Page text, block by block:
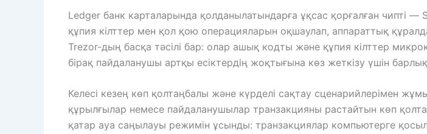
Ledger банк карталарында қолданылатындарға ұқсас қорғалған чипті —
құпия кілттер мен қол қою операцияларын оқшаулап, аппараттық
Trezor-дың басқа тәсілі бар: олар ашық кодты және құпия кілттер
бірақ пайдаланушы артқы есіктердің жоқтығына көз жеткізу үшін
Келесі кезең көп қолтаңбалы және күрделі сақтау сценарийлерімен
құрылғылар немесе пайдаланушылар транзакцияны растайтын көп
қатар ауа саңылауы режимін ұсынды: транзакциялар компьютерге